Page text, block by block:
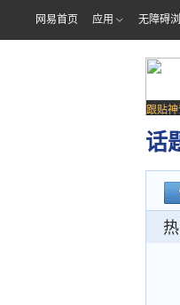
网易首页 应用 无障碍
跟贴
话